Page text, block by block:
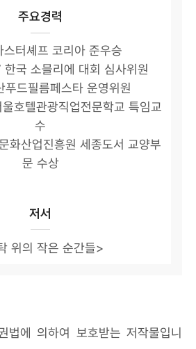
주요경력
터셰프 코리아 준우승
국 소믈리에 대회 심사위원
드필름페스타 운영위원
호텔관광직업전문학교 특임교
수
화산업진흥원 세종도서 교양부
문 수상
저서
위의 작은 순간들>
법에 의하여 보호받는 저작물입니